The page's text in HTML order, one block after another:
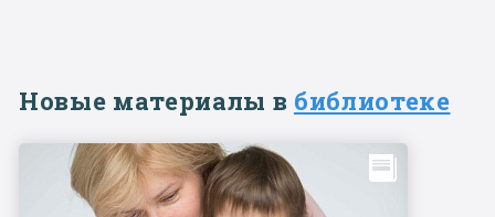
Новые материалы в библиотеке